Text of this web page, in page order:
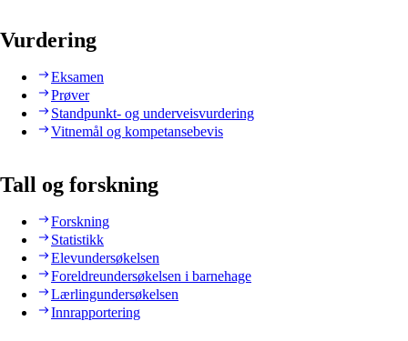
Vurdering
Eksamen
Prøver
Standpunkt- og underveisvurdering
Vitnemål og kompetansebevis
Tall og forskning
Forskning
Statistikk
Elevundersøkelsen
Foreldreundersøkelsen i barnehage
Lærlingundersøkelsen
Innrapportering